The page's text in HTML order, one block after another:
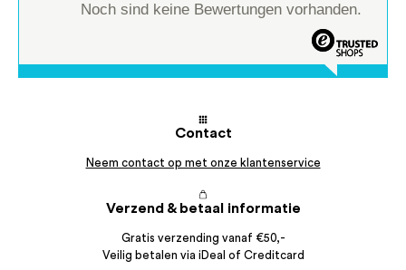
Noch sind keine Bewertungen vorhanden.
Verzend & betaal informatie
Gratis verzending vanaf €50,-
Veilig betalen via iDeal of Creditcard
Contact
Neem contact op met onze klantenservice